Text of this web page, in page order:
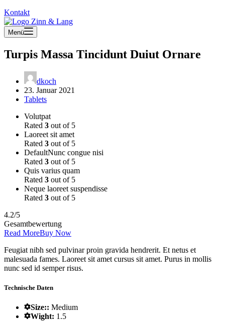
Kontakt
Menü
Turpis Massa Tincidunt Duiut Ornare
dkoch
23. Januar 2021
Tablets
Volutpat
Rated 3 out of 5
Laoreet sit amet
Rated 3 out of 5
DefaultNunc congue nisi
Rated 3 out of 5
Quis varius quam
Rated 3 out of 5
Neque laoreet suspendisse
Rated 3 out of 5
4.2/5
Gesamtbewertung
Read MoreBuy Now
Feugiat nibh sed pulvinar proin gravida hendrerit. Et netus et
malesuada fames. Laoreet sit amet cursus sit amet. Purus in mollis
nunc sed id semper risus.
Technische Daten
Size:: Medium
Wight: 1.5